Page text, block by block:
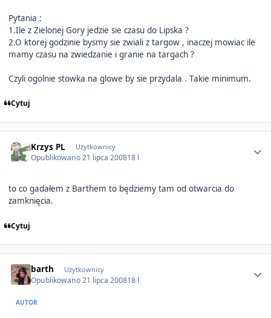
Pytania :
1.Ile z Zielonej Gory jedzie sie czasu do Lipska ?
2.O ktorej godzinie bysmy sie zwiali z targow , inaczej mowiac ile
mamy czasu na zwiedzanie i granie na targach ?
Czyli ogolnie stowka na glowe by sie przydala . Takie minimum.
Cytuj
Krzys PL Użytkownicy
Opublikowano21 lipca 200818 l
to co gadałem z Barthem to będziemy tam od otwarcia do
zamknięcia.
Cytuj
barth Użytkownicy
Opublikowano21 lipca 200818 l
AUTOR